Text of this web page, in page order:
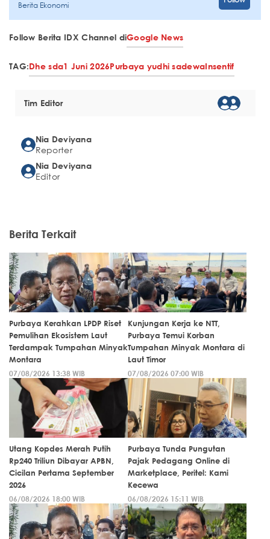
Berita Ekonomi
Follow Berita IDX Channel diGoogle News
TAG:Dhe sda1 Juni 2026Purbaya yudhi sadewaInsentif
Tim Editor
Nia Deviyana
Reporter
Nia Deviyana
Editor
Berita Terkait
Purbaya Kerahkan LPDP Riset
Pemulihan Ekosistem Laut
Terdampak Tumpahan Minyak
Montara
07/08/2026 13:38 WIB
Kunjungan Kerja ke NTT,
Purbaya Temui Korban
Tumpahan Minyak Montara di
Laut Timor
07/08/2026 07:00 WIB
Utang Kopdes Merah Putih
Rp240 Triliun Dibayar APBN,
Cicilan Pertama September
2026
06/08/2026 18:00 WIB
Purbaya Tunda Pungutan
Pajak Pedagang Online di
Marketplace, Peritel: Kami
Kecewa
06/08/2026 15:11 WIB